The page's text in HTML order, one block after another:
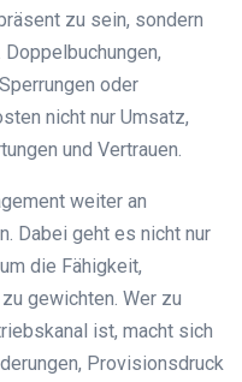
zu sein, sondern
oder
nicht nur Umsatz,
und Vertrauen.
weiter an
Dabei geht es nicht nur
die Fähigkeit,
gewichten. Wer zu
ist, macht sich
Provisionsdruck